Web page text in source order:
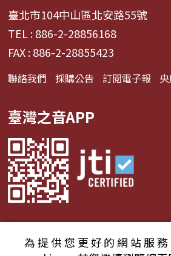
臺北市104中山區北安路55號
TEL : 886-2-28856168
FAX : 886-2-28855423
聯絡我們 採購公告 訂閱電子報
臺灣之音APP
為提供您更好的網站服